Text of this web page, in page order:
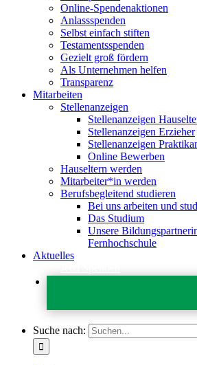
Online-Spendenaktionen
Anlassspenden
Selbst einfach stiften
Testamentsspenden
Gezielt groß fördern
Als Unternehmen helfen
Transparenz
Mitarbeiten
Stellenanzeigen
Stellenanzeigen
Stellenanzeigen Erzieher
Stellenanzeigen
Online Bewerben
Hauseltern werden
Mitarbeiter*in werden
Berufsbegleitend studieren
Bei uns arbeiten und
Das Studium
Unsere
Fernhochschule
Aktuelles
Suche nach: